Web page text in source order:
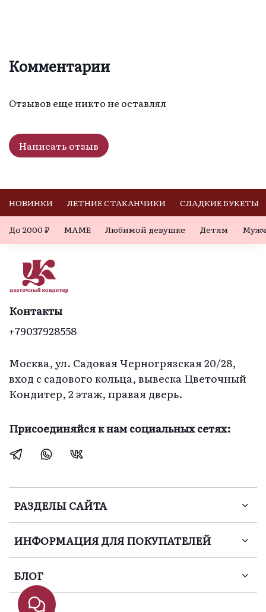
Комментарии
Отзывов еще никто не оставлял
Написать отзыв
НОВИНКИ ЛЕТНИЕ СТАКАНЧИКИ СЛАДКИЕ БУКЕТЫ
До 2000 ₽ МАМЕ Любимой девушке Детям
РАЗДЕЛЫ САЙТА
ИНФОРМАЦИЯ ДЛЯ ПОКУПАТЕЛЕЙ
БЛОГ
Контакты
+79037928558
Москва, ул. Садовая Черногрязская 20/28,
вход с садового кольца, вывеска Цветочный
Кондитер, 2 этаж, правая дверь.
Присоединяйся к нам социальных сетях: